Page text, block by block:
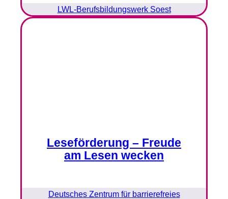
LWL-Berufsbildungswerk Soest
Leseförderung – Freude
am Lesen wecken
Deutsches Zentrum für barrierefreies